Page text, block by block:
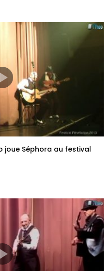
joue Séphora au festival